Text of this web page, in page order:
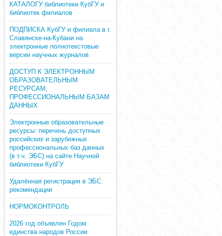
КАТАЛОГУ библиотеки КубГУ и
библиотек филиалов
ПОДПИСКА КубГУ и филиала в г.
Славянске-на-Кубани на
электронные полнотекстовые
версии научных журналов
ДОСТУП К ЭЛЕКТРОННЫМ
ОБРАЗОВАТЕЛЬНЫМ
РЕСУРСАМ,
ПРОФЕССИОНАЛЬНЫМ БАЗАМ
ДАННЫХ
Электронные образовательные
ресурсы: перечень доступных
российских и зарубежных
профессиональных баз данных
(в т.ч. ЭБС) на сайте Научной
библиотеки КубГУ
Удалённая регистрация в ЭБС:
рекомендации
НОРМОКОНТРОЛЬ
2026 год объявлен Годом
единства народов России